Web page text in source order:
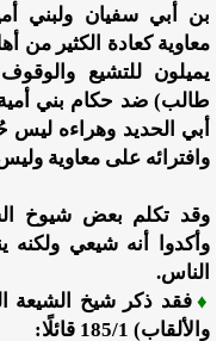
بن أبي سفيان ولبني
معاوية كعادة الكثير من
يميلون للتشيع
طالب) ضد حكام بني أمية
أبي الحديد وهراءه ليس
وافترائه على معاوية
وقد تكلم بعض شيوخ
وأكدوا أنه شيعي ولكنه
الناس.
♦ فقد ذكر شيخ الشيعة
والألقاب) 1
/‏
185 قائلًا: